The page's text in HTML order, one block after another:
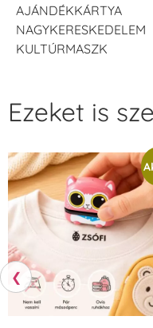
AJÁNDÉKKÁRTYA
NAGYKERESKEDELEM
KULTÚRMASZK
❮
Ezeket is